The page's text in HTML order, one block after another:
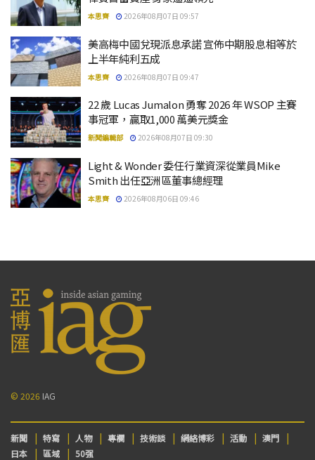
本思齊 2026年08月07日 09:57
美高梅中國兌現派息承諾 宣佈中期股息相等於
上半年純利五成
本思齊 2026年08月07日 09:47
22 歲 Lucas Jumalon 勇奪 2026 年 WSOP 主賽
事冠軍，贏取1,000 萬美元獎金
新聞編輯部 2026年08月07日 09:30
Light & Wonder 委任行業資深從業員Mike
Smith 出任亞洲區董事總經理
本思齊 2026年08月06日 09:46
© 2026 IAG
新聞 特寫 人物 專欄 技術談 網絡博彩 活動
澳門
日本
區域 50强